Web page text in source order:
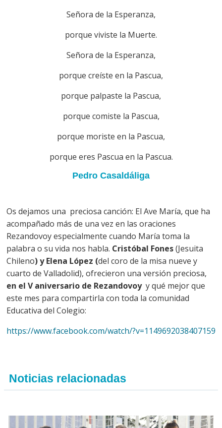
Señora de la Esperanza,
porque viviste la Muerte.
Señora de la Esperanza,
porque creíste en la Pascua,
porque palpaste la Pascua,
porque comiste la Pascua,
porque moriste en la Pascua,
porque eres Pascua en la Pascua.
Pedro Casaldáliga
Os dejamos una preciosa canción: El Ave María, que ha
acompañado más de una vez en las oraciones
Rezandovoy especialmente cuando María toma la
palabra o su vida nos habla. Cristóbal Fones(Jesuita
Chileno) y Elena López (del coro de la misa nueve y
cuarto de Valladolid), ofrecieron una versión preciosa,
en el V aniversario de Rezandovoy y qué mejor que
este mes para compartirla con toda la comunidad
Educativa del Colegio:
https://www.facebook.com/watch/?v=1149692038407159
Noticias relacionadas